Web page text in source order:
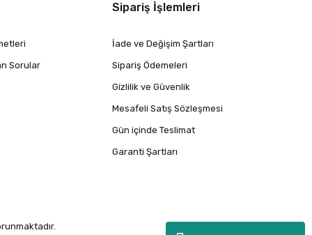
Sorular
Sipariş İşlemleri
İade ve Değişim Şartları
Sipariş Ödemeleri
Gizlilik ve Güvenlik
Mesafeli Satış Sözleşmesi
Gün içinde Teslimat
Garanti Şartları